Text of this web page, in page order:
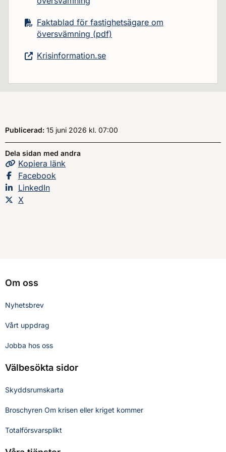
Faktablad för fastighetsägare om
översvämning (pdf)
Krisinformation.se
Publicerad: 15 juni 2026 kl. , Klockan
07:00
Dela sidan med andra
Kopiera sidans
länk
Dela sidan på
Facebook
Dela sidan på
LinkedIn
Dela sidan på
X
Om oss
Nyhetsbrev
Vårt uppdrag
Jobba hos oss
Välbesökta sidor
Skyddsrumskarta
Broschyren Om krisen eller kriget kommer
Totalförsvarsplikt